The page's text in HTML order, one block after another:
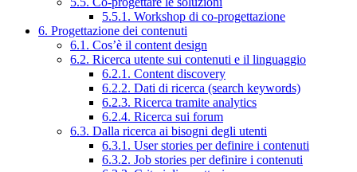
5.5.1. Workshop di co-progettazione
6. Progettazione dei contenuti
6.1. Cos’è il content design
6.2. Ricerca utente sui contenuti e il linguaggio
6.2.1. Content discovery
6.2.2. Dati di ricerca (search keywords)
6.2.3. Ricerca tramite analytics
6.2.4. Ricerca sui forum
6.3. Dalla ricerca ai bisogni degli utenti
6.3.1. User stories per definire i contenuti
6.3.2. Job stories per definire i contenuti